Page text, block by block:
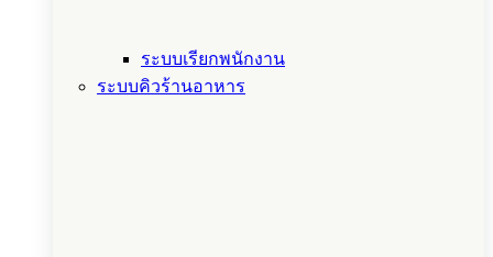
ระบบเรียกพนักงาน
ระบบคิวร้านอาหาร